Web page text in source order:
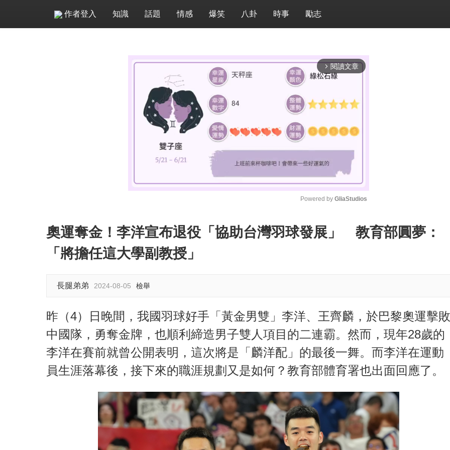
作者登入 知識 話題 情感 爆笑 八卦 時事 勵志
arrow_forward_ios 閱讀文章
M
u
Powered by GliaStudios
奧運奪金！李洋宣布退役「協助台灣羽球發展」 教育部圓夢：
「將擔任這大學副教授」
長腿弟弟 2024-08-05 檢舉
昨（4）日晚間，我國羽球好手「黃金男雙」李洋、王齊麟，於巴黎奧運擊敗
中國隊，勇奪金牌，也順利締造男子雙人項目的二連霸。然而，現年28歲的
李洋在賽前就曾公開表明，這次將是「麟洋配」的最後一舞。而李洋在運動
員生涯落幕後，接下來的職涯規劃又是如何？教育部體育署也出面回應了。